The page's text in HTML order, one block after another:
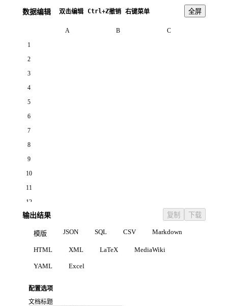
数据编辑 双击编辑 Ctrl+Z撤销 右键菜单 全屏
A B C
1
2
3
4
5
6
7
8
9
10
11
12
13
18
19
输出结果 复制 下载
模版 JSON SQL CSV Markdown
HTML XML LaTeX MediaWiki
YAML Excel
配置选项
文档标题